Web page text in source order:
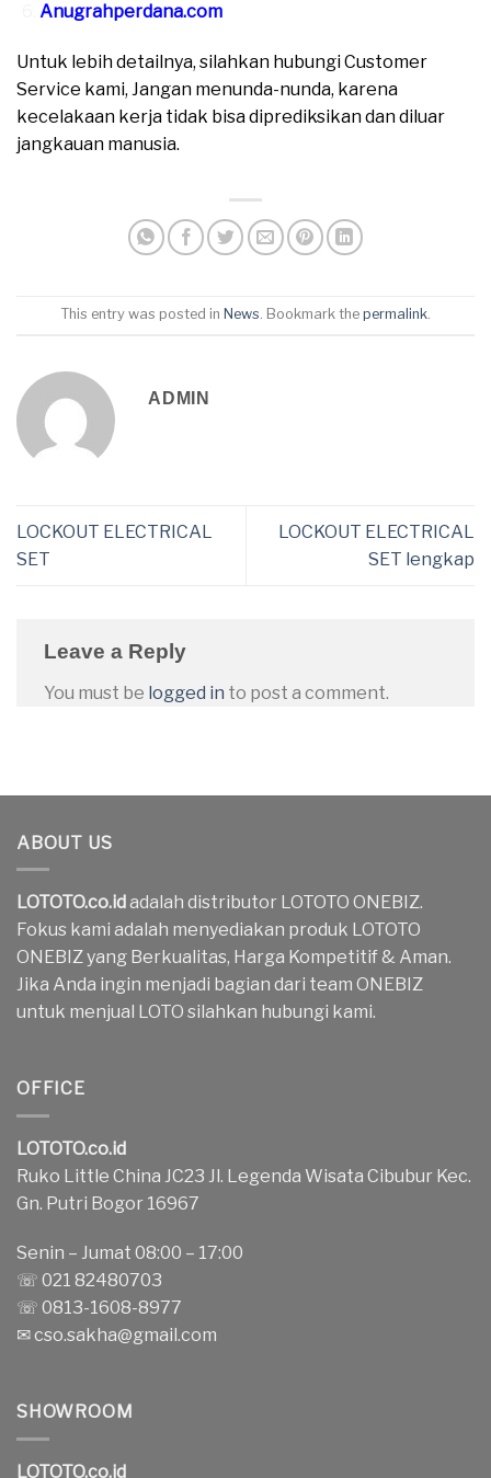
Anugrahperdana.com
Untuk lebih detailnya, silahkan hubungi Customer
Service kami, Jangan menunda-nunda, karena
kecelakaan kerja tidak bisa diprediksikan dan diluar
jangkauan manusia.
This entry was posted in News. Bookmark the permalink.
ADMIN
LOCKOUT ELECTRICAL
SET
LOCKOUT ELECTRICAL
SET lengkap
Leave a Reply
You must be logged in to post a comment.
ABOUT US
LOTOTO.co.id adalah distributor LOTOTO ONEBIZ.
Fokus kami adalah menyediakan produk LOTOTO
ONEBIZ yang Berkualitas, Harga Kompetitif & Aman.
Jika Anda ingin menjadi bagian dari team ONEBIZ
untuk menjual LOTO silahkan hubungi kami.
OFFICE
LOTOTO.co.id
Ruko Little China JC23 Jl. Legenda Wisata Cibubur Kec.
Gn. Putri Bogor 16967
Senin – Jumat 08:00 – 17:00
☏ 021 82480703
☏ 0813-1608-8977
✉cso.sakha@gmail.com
SHOWROOM
LOTOTO.co.id